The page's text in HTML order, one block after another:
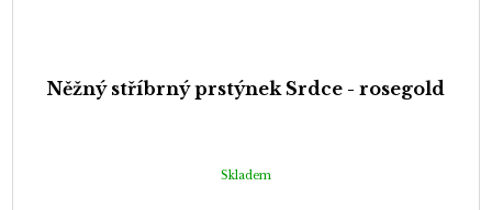
Něžný stříbrný prstýnek Srdce - rosegold
Skladem